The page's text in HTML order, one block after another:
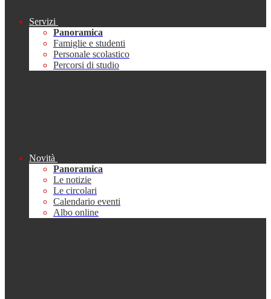
Servizi
Panoramica
Famiglie e studenti
Personale scolastico
Percorsi di studio
Novità
Panoramica
Le notizie
Le circolari
Calendario eventi
Albo online